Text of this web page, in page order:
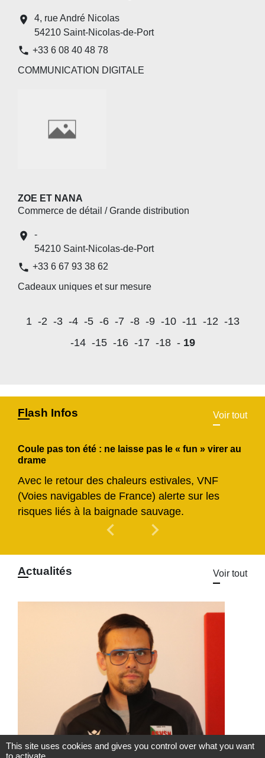
location_on
4, rue André Nicolas
54210 Saint-Nicolas-de-Port
phone +33 6 08 40 48 78
COMMUNICATION DIGITALE
ZOE ET NANA
Commerce de détail / Grande distribution
location_on
-
54210 Saint-Nicolas-de-Port
phone +33 6 67 93 38 62
Cadeaux uniques et sur mesure
1 -2 -3 -4 -5 -6 -7 -8 -9 -10 -11 -12 -13
-14 -15 -16 -17 -18 - 19
Flash Infos Voir tout
Coule pas ton été : ne laisse pas le « fun » virer au
drame
Avec le retour des chaleurs estivales, VNF
(Voies navigables de France) alerte sur les
risques liés à la baignade sauvage.
chevron_left Previous
chevron_right
Actualités Voir tout
This site uses cookies and gives you control over what you want
to activate